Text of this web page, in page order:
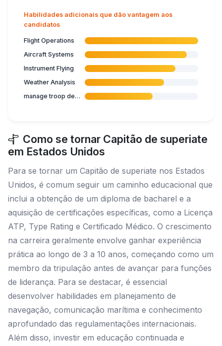
Habilidades adicionais que dão vantagem aos
candidatos
Flight Operations
Aircraft Systems
Instrument Flying
Weather Analysis
manage troop deployment
Como se tornar Capitão de superiate
em Estados Unidos
Para se tornar um Capitão de superiate nos Estados
Unidos, é comum seguir um caminho educacional que
inclui a obtenção de um diploma de bacharel e a
aquisição de certificações específicas, como a Licença
ATP, Type Rating e Certificado Médico. O crescimento
na carreira geralmente envolve ganhar experiência
prática ao longo de 3 a 10 anos, começando como um
membro da tripulação antes de avançar para funções
de liderança. Para se destacar, é essencial
desenvolver habilidades em planejamento de
navegação, comunicação marítima e conhecimento
aprofundado das regulamentações internacionais.
Além disso, investir em educação continuada e